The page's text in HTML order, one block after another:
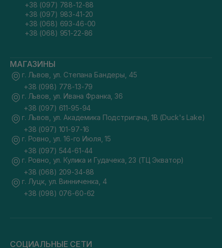
+38 (097) 788-12-88
+38 (097) 983-41-20
+38 (068) 693-46-00
+38 (068) 951-22-86
МАГАЗИНЫ
г. Львов, ул. Степана Бандеры, 45
+38 (098) 778-13-79
г. Львов, ул. Ивана Франка, 36
+38 (097) 611-95-94
г. Львов, ул. Академика Подстригача, 1В (Duck's Lake)
+38 (097) 101-97-16
г. Ровно, ул. 16-го Июля, 15
+38 (097) 544-61-44
г. Ровно, ул. Кулика и Гудачека, 23 (ТЦ Экватор)
+38 (068) 209-34-88
г. Луцк, ул. Винниченка, 4
+38 (098) 076-60-62
СОЦИАЛЬНЫЕ СЕТИ